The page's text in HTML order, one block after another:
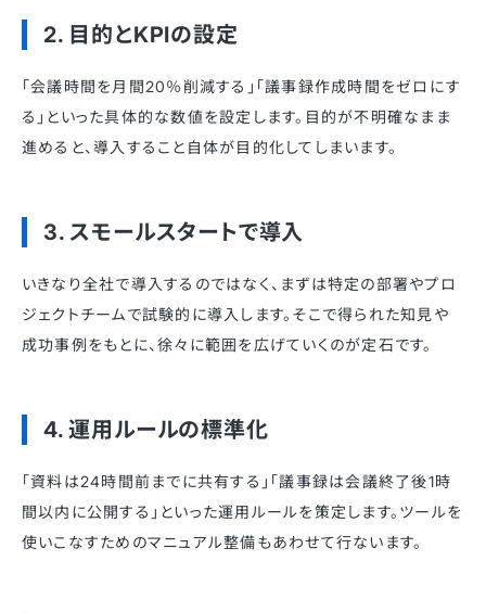
2. 目的とKPIの設定
「会議時間を月間20％削減する」「議事録作成時間をゼロにす
る」といった具体的な数値を設定します。目的が不明確なまま
進めると、導入すること自体が目的化してしまいます。
3. スモールスタートで導入
いきなり全社で導入するのではなく、まずは特定の部署やプロ
ジェクトチームで試験的に導入します。そこで得られた知見や
成功事例をもとに、徐々に範囲を広げていくのが定石です。
4. 運用ルールの標準化
「資料は24時間前までに共有する」「議事録は会議終了後1時
間以内に公開する」といった運用ルールを策定します。ツールを
使いこなすためのマニュアル整備もあわせて行ないます。